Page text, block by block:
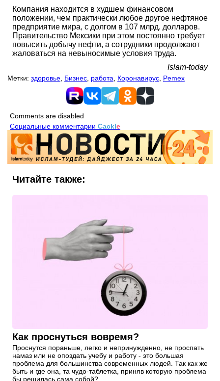
Компания находится в худшем финансовом
положении, чем практически любое другое нефтяное
предприятие мира, с долгом в 107 млрд. долларов.
Правительство Мексики при этом постоянно требует
повысить добычу нефти, а сотрудники продолжают
жаловаться на невыносимые условия труда.
Islam-today
Метки: здоровье Бизнес работа Коронавирус Pemex
Comments are disabled
Социальные комментарии Cackle
Читайте также:
Как проснуться вовремя?
Проснутся пораньше, легко и непринужденно, не проспать
намаз или не опоздать учебу и работу - это большая
проблема для большинства современных людей. Так как же
быть и где она, та чудо-таблетка, приняв которую проблема
бы решилась сама собой?